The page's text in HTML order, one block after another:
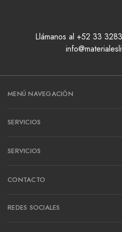
Llámanos al +52 33
MENÚ NAVEGACIÓN
SERVICIOS
SERVICIOS
CONTACTO
REDES SOCIALES